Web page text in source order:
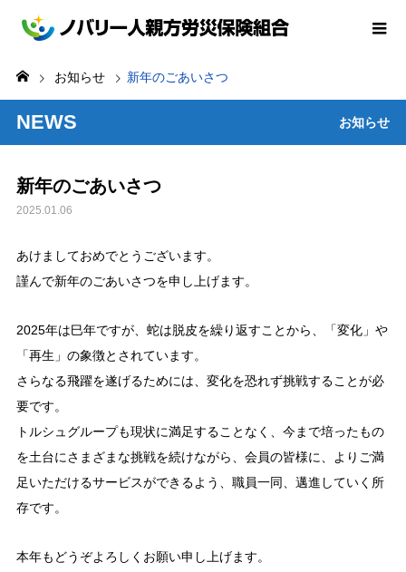
お知らせ 新年のごあいさつ
NEWS お知らせ
新年のごあいさつ
2025.01.06
あけましておめでとうございます。
謹んで新年のごあいさつを申し上げます。
2025年は巳年ですが、蛇は脱皮を繰り返すことから、「変化」や
「再生」の象徴とされています。
さらなる飛躍を遂げるためには、変化を恐れず挑戦することが必
要です。
トルシュグループも現状に満足することなく、今まで培ったもの
を土台にさまざまな挑戦を続けながら、会員の皆様に、よりご満
足いただけるサービスができるよう、職員一同、邁進していく所
存です。
本年もどうぞよろしくお願い申し上げます。